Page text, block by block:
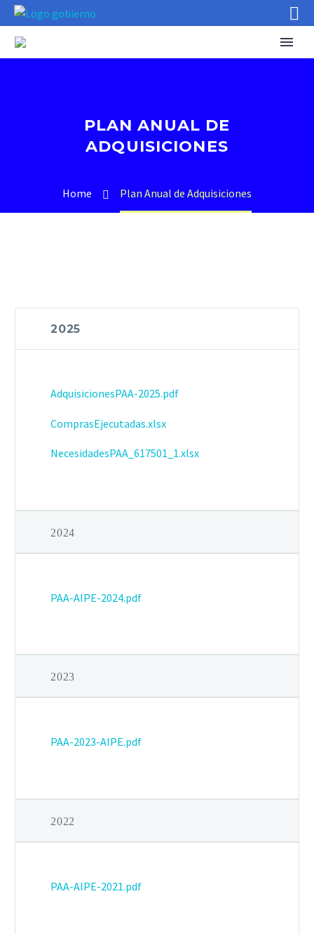
PLAN ANUAL DE
ADQUISICIONES
Home Plan Anual de Adquisiciones
2025
AdquisicionesPAA-2025.pdf
ComprasEjecutadas.xlsx
NecesidadesPAA_617501_1.xlsx
2024
PAA-AIPE-2024.pdf
2023
PAA-2023-AIPE.pdf
2022
PAA-AIPE-2021.pdf